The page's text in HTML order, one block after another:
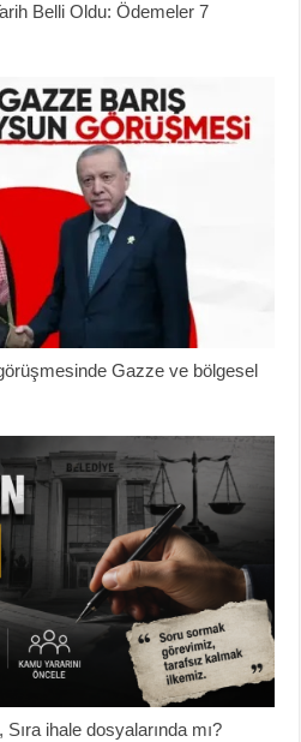
Belli Oldu: Ödemeler 7
Gazze ve bölgesel
ihale dosyalarında mı?